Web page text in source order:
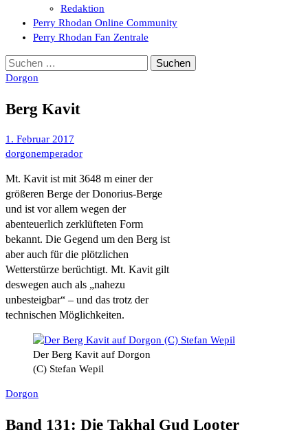
Redaktion
Perry Rhodan Online Community
Perry Rhodan Fan Zentrale
Suchen
nach:
Dorgon
Berg Kavit
1. Februar 2017
dorgonemperador
Mt. Kavit ist mit 3648 m einer der
größeren Berge der Donorius-Berge
und ist vor allem wegen der
abenteuerlich zerklüfteten Form
bekannt. Die Gegend um den Berg ist
aber auch für die plötzlichen
Wetterstürze berüchtigt. Mt. Kavit gilt
deswegen auch als „nahezu
unbesteigbar“ – und das trotz der
technischen Möglichkeiten.
Der Berg Kavit auf Dorgon
(C) Stefan Wepil
Dorgon
Band 131: Die Takhal Gud Looter